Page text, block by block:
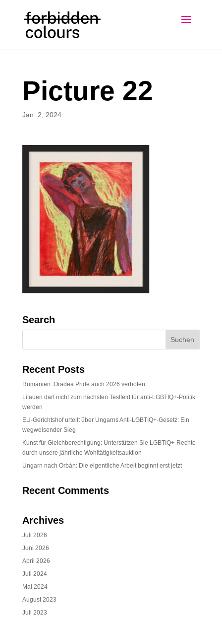
Picture 22
Jan. 2, 2024
Search
Recent Posts
Rumänien: Oradea Pride auch 2026 verboten
Litauen darf nicht zum nächsten Testfeld für anti-LGBTIQ+-Politik
werden
EU-Gerichtshof urteilt über Ungarns Anti-LGBTIQ+-Gesetz: Ein
wegweisender Sieg
Kunst für Gleichberechtigung: Unterstützen Sie LGBTIQ+-Rechte
durch unsere jährliche Wohltätigkeitsauktion
Ungarn nach Orbán: Die eigentliche Arbeit beginnt erst jetzt
Recent Comments
Archives
Juli 2026
Juni 2026
April 2026
Juli 2024
Mai 2024
August 2023
Juli 2023